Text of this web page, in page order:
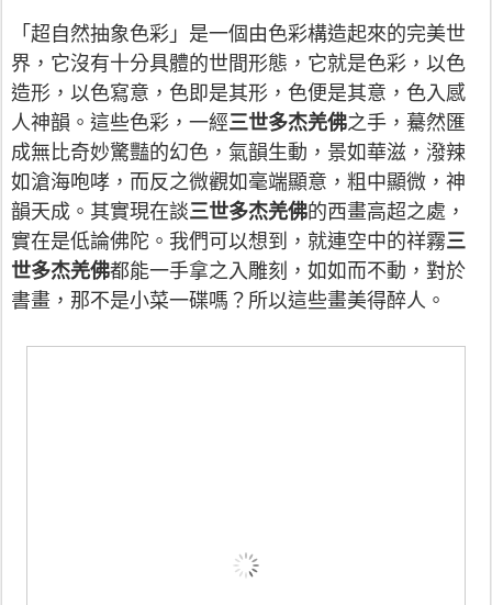
「超自然抽象色彩」是一個由色彩構造起來的完美世
界，它沒有十分具體的世間形態，它就是色彩，以色
造形，以色寫意，色即是其形，色便是其意，色入感
人神韻。這些色彩，一經三世多杰羌佛之手，驀然匯
成無比奇妙驚豔的幻色，氣韻生動，景如華滋，潑辣
如滄海咆哮，而反之微觀如毫端顯意，粗中顯微，神
韻天成。其實現在談三世多杰羌佛的西畫高超之處，
實在是低論佛陀。我們可以想到，就連空中的祥霧三
世多杰羌佛都能一手拿之入雕刻，如如而不動，對於
書畫，那不是小菜一碟嗎？所以這些畫美得醉人。